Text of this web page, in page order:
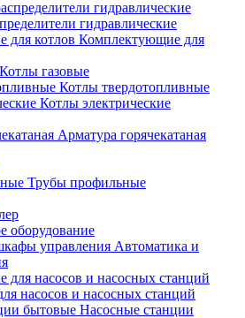
гидравлические
Комплектующие для
Котлы газовые
Котлы твердотопливные
Котлы электрические
Арматура горячекатаная
Трубы профильные
оборудование
Автоматика и
насосов и насосных станций
Насосные станции